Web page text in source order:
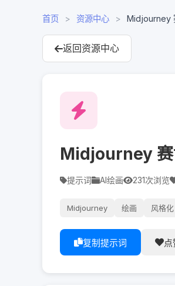
首页 > 资源中心 > Midjourney
返回资源中心
Midjourney 赛
提示词 AI绘画 231次浏览
Midjourney 绘画 风格化
复制提示词 点